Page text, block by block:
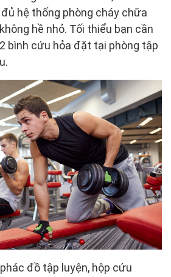
hệ thống phòng cháy chữa
hề nhỏ. Tối thiểu bạn cần
bình cứu hỏa đặt tại phòng tập
đồ tập luyện, hộp cứu